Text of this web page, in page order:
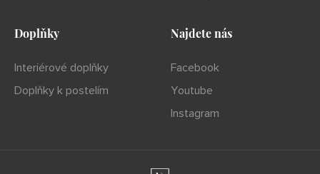
Doplňky
Interiérové doplňky
Doplňky k postelím
Najdete nás
Facebook
Youtube
Instagram